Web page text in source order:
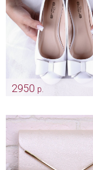
2950 р.